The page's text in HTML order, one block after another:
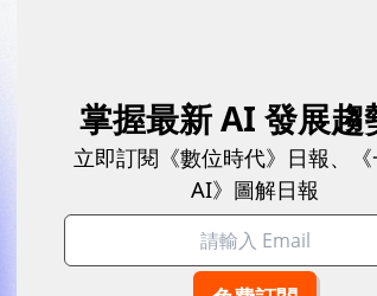
接管工作流程」，企業營運已
掌握最新 AI 發展趨
立即訂閱《數位時代》日報、
AI》圖解日報